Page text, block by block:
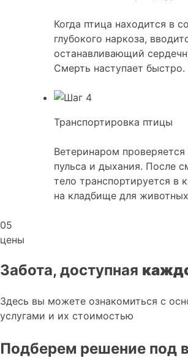
Когда птица находится в
глубокого наркоза,
останавливающий
Смерть наступает быстро.
Транспортировка птицы
Ветеринаром проверяется
пульса и дыхания. После
тело транспортируется в
на кладбище для
05
цены
Забота, доступная
Здесь вы можете ознакомиться с
услугами и их стоимостью
Подберем решение под